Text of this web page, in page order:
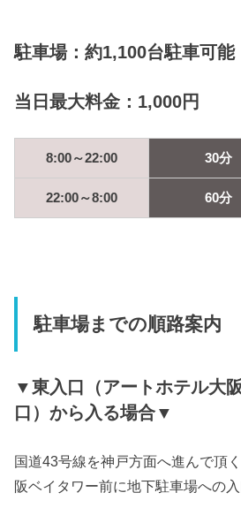
駐車場：約1,100台駐車可能
当日最大料金：1,000円
8:00～22:00 30分
22:00～8:00 60分
駐車場までの順路案内
▼東入口（アートホテル大
口）から入る場合▼
国道43号線を神戸方面へ進んで頂
阪ベイタワー前に地下駐車場への入